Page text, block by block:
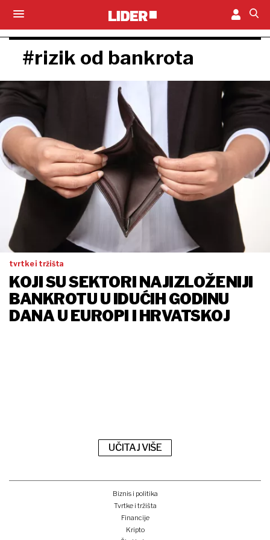
#rizik od bankrota
tvrtke i tržišta
KOJI SU SEKTORI NAJIZLOŽENIJI
BANKROTU U IDUĆIH GODINU
DANA U EUROPI I HRVATSKOJ
UČITAJ VIŠE
Biznis i politika
Tvrtke i tržišta
Financije
Kripto